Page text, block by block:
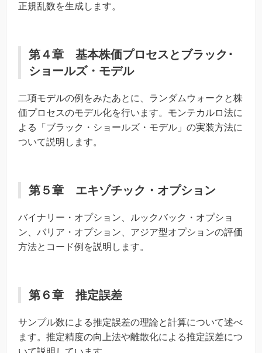
正規乱数を生成します。
第４章 基本株価プロセスとブラック･
ショールズ・モデル
二項モデルの例をみたあとに、ランダムウォークと株
価プロセスのモデル化を行います。モンテカルロ法に
よる「ブラック・ショールズ・モデル」の実装方法に
ついて説明します。
第５章 エキゾチック・オプション
バイナリー・オプション、ルックバック・オプショ
ン、バリア・オプション、アジア型オプションの評価
方法とコード例を説明します。
第６章 推定誤差
サンプル数による推定誤差の理論と計算について述べ
ます。推定精度の向上法や離散化による推定誤差につ